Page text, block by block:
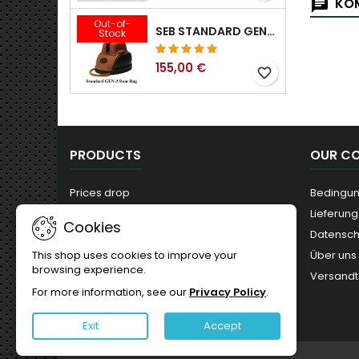
Out-of-
Stock SEB STANDARD GEN-2 HECKTASCHE – 3/8", 1/2", 5/8", 3/4", 7/8", 1"
155,00 € favorite_border
PRODUCTS
Prices drop
Best sales
OUR
Lieferung
Über uns
Cookies
This shop uses cookies to improve your
browsing experience.
For more information, see our Privacy Policy.
Exit Accept